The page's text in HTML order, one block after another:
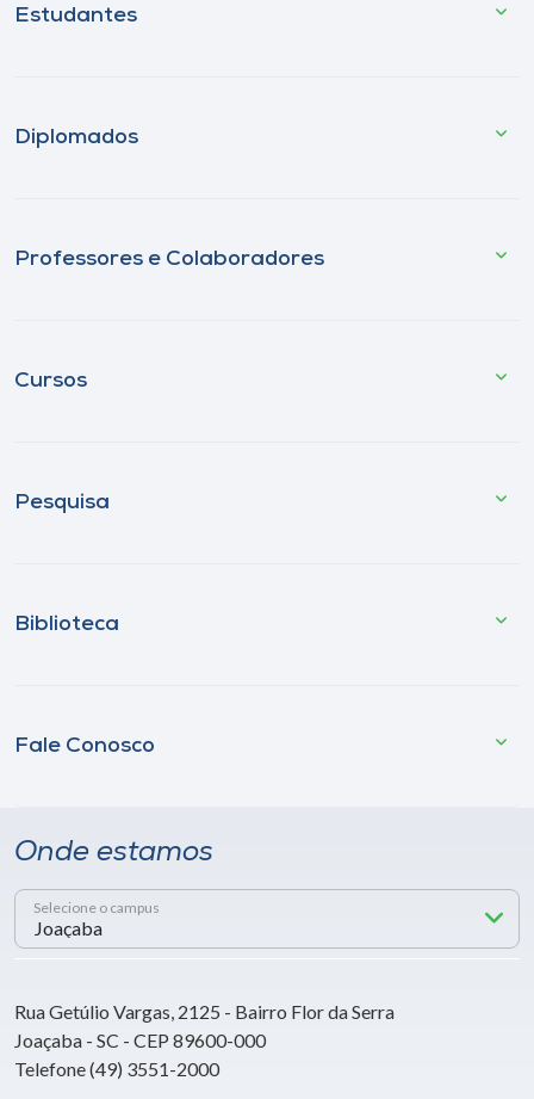
Estudantes
Diplomados
Professores e Colaboradores
Cursos
Pesquisa
Biblioteca
Fale Conosco
Onde estamos
Selecione o campus
Rua Getúlio Vargas, 2125 - Bairro Flor da Serra
Joaçaba - SC - CEP 89600-000
Telefone (49) 3551-2000